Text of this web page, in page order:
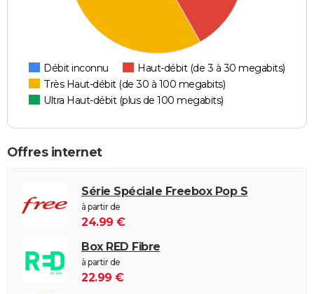
Débit inconnu
Haut-débit (de 3 à 30 megabits)
Très Haut-débit (de 30 à 100 megabits)
Ultra Haut-débit (plus de 100 megabits)
Offres internet
Série Spéciale Freebox Pop S
à partir de
24.99 €
Box RED Fibre
à partir de
22.99 €